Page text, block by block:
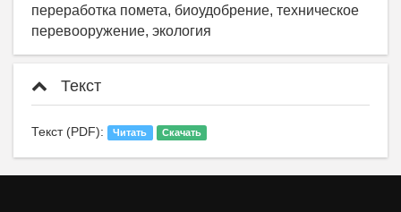
переработка помета, биоудобрение, техническое
перевооружение, экология
Текст
Текст (PDF): Читать Скачать